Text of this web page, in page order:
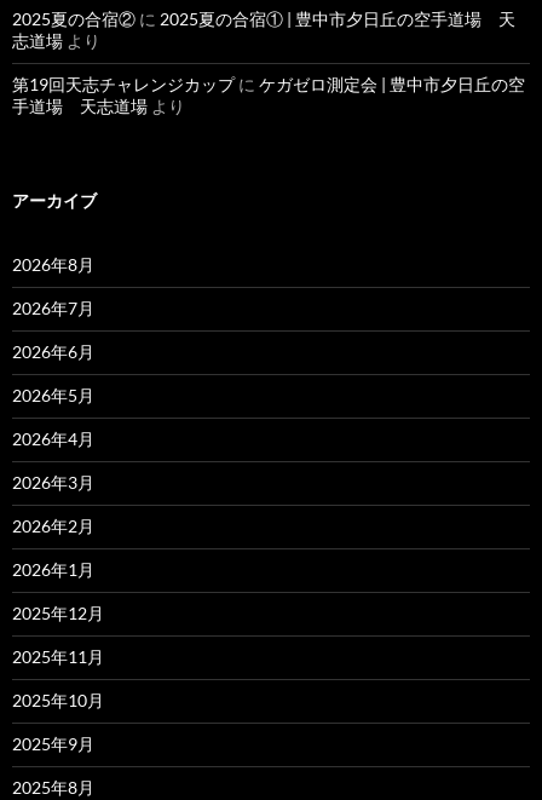
2025夏の合宿② に 2025夏の合宿① | 豊中市夕日丘の空手道場 天
志道場 より
第19回天志チャレンジカップに ケガゼロ測定会 | 豊中市夕日丘の空
手道場 天志道場 より
アーカイブ
2026年8月
2026年7月
2026年6月
2026年5月
2026年4月
2026年3月
2026年2月
2026年1月
2025年12月
2025年11月
2025年10月
2025年9月
2025年8月